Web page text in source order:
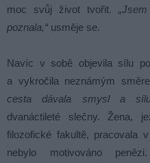
moc svůj život tvořit.
poznala,“ usměje se.
Navíc v sobě objevila sílu
a vykročila neznámým
cesta dávala smysl a
dvanáctileté slečny. Žena,
filozofické fakultě, pracovala
nebylo motivováno